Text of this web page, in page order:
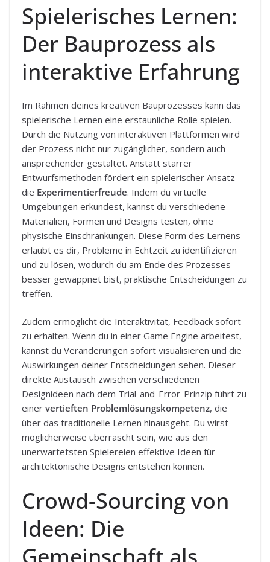
Spielerisches Lernen:
Der Bauprozess als
interaktive Erfahrung
Im Rahmen deines kreativen Bauprozesses kann das
spielerische Lernen eine erstaunliche Rolle spielen.
Durch die Nutzung von interaktiven Plattformen wird
der Prozess nicht nur zugänglicher, sondern auch
ansprechender gestaltet. Anstatt starrer
Entwurfsmethoden fördert ein spielerischer Ansatz
die Experimentierfreude. Indem du virtuelle
Umgebungen erkundest, kannst du verschiedene
Materialien, Formen und Designs testen, ohne
physische Einschränkungen. Diese Form des Lernens
erlaubt es dir, Probleme in Echtzeit zu identifizieren
und zu lösen, wodurch du am Ende des Prozesses
besser gewappnet bist, praktische Entscheidungen zu
treffen.
Zudem ermöglicht die Interaktivität, Feedback sofort
zu erhalten. Wenn du in einer Game Engine arbeitest,
kannst du Veränderungen sofort visualisieren und die
Auswirkungen deiner Entscheidungen sehen. Dieser
direkte Austausch zwischen verschiedenen
Designideen nach dem Trial-and-Error-Prinzip führt zu
einer vertieften Problemlösungskompetenz, die
über das traditionelle Lernen hinausgeht. Du wirst
möglicherweise überrascht sein, wie aus den
unerwartetsten Spielereien effektive Ideen für
architektonische Designs entstehen können.
Crowd-Sourcing von
Ideen: Die
Gemeinschaft als